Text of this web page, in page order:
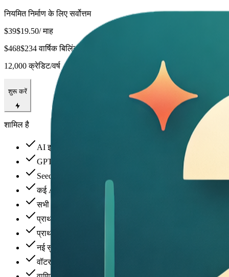
नियमित निर्माण के लिए सर्वोत्तम
$39$19.50/ माह
$468$234 वार्षिक बिलिंग
12,000 क्रेडिट/वर्ष
शुरू करें
शामिल है
AI इमेज जनरेशन और एडिटिंग
GPT Image 2 और Nano Banana 2
Seedance 2 AI वीडियो
कई AI वीडियो मॉडल
सभी स्टाइल टेम्प्लेट शामिल
प्राथमिकता जनरेशन कतार
प्राथमिकता ग्राहक सहायता
नई सुविधाओं तक शुरुआती पहुंच
वॉटरमार्क-मुक्त डाउनलोड